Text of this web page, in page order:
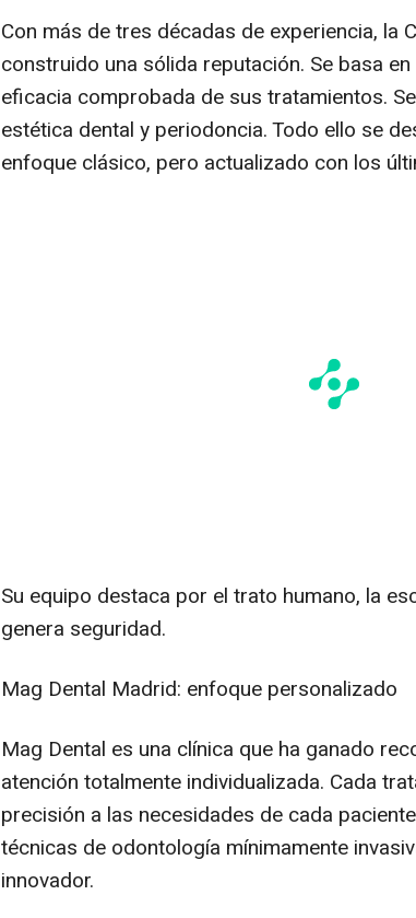
Con más de tres décadas de experiencia, la
construido una sólida reputación. Se basa
eficacia comprobada de sus tratamientos.
estética dental y periodoncia. Todo ello se
enfoque clásico, pero actualizado con los
Su equipo destaca por el trato humano, la
genera seguridad.
Mag Dental Madrid: enfoque personalizado
Mag Dental es una clínica que ha ganado
atención totalmente individualizada. Cada
precisión a las necesidades de cada
técnicas de odontología mínimamente
innovador.